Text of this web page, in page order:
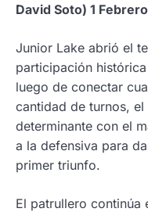
David Soto) 1
Junior Lake abrió el
participación
luego de conectar
cantidad de turnos,
determinante con el
a la defensiva para
primer triunfo.
El patrullero continúa